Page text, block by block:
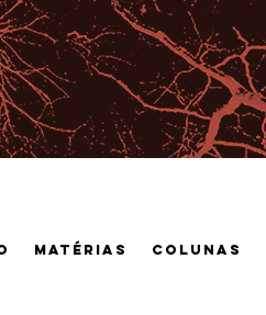
Matérias Colunas